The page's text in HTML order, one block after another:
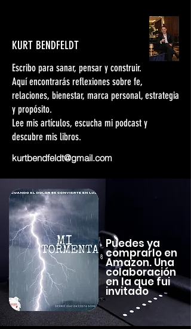
KURT BENDFELDT
Escribo para sanar, pensar y construir.
Aquí encontrarás reflexiones sobre fe,
relaciones, bienestar, marca personal, estrategia
y propósito.
Lee mis artículos, escucha mi podcast y
descubre mis libros.
kurtbendfeldt@gmail.com
Puedes ya
comprarlo en
Amazon. Una
colaboración
en la que fui
invitado